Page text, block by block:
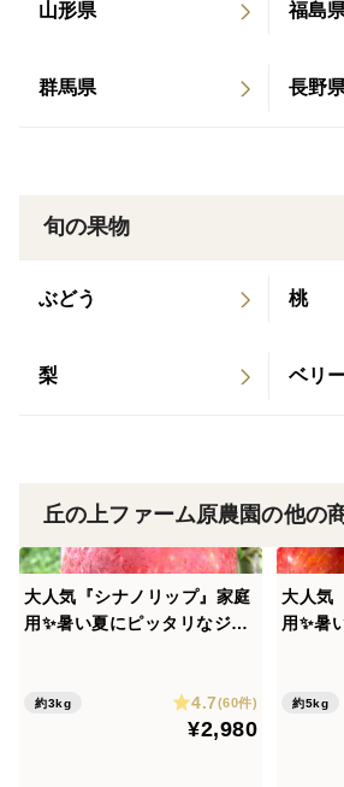
ります。
ますと長期保存できます。
山形県 福島
群馬県 長野
旬の果物
ぶどう 桃
梨 ベリ
丘の上ファーム原農園の他の
大人気『シナノリップ』家庭
用✨暑い夏にピッタリなジュ
約3kg 4.7(60件)
¥2,980
大人気
用✨暑
約5kg